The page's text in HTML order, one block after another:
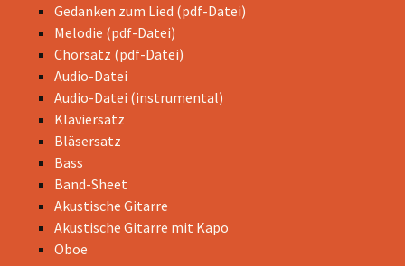
Gedanken zum Lied (pdf-Datei)
Melodie (pdf-Datei)
Chorsatz (pdf-Datei)
Audio-Datei
Audio-Datei (instrumental)
Klaviersatz
Bläsersatz
Bass
Band-Sheet
Akustische Gitarre
Akustische Gitarre mit Kapo
Oboe